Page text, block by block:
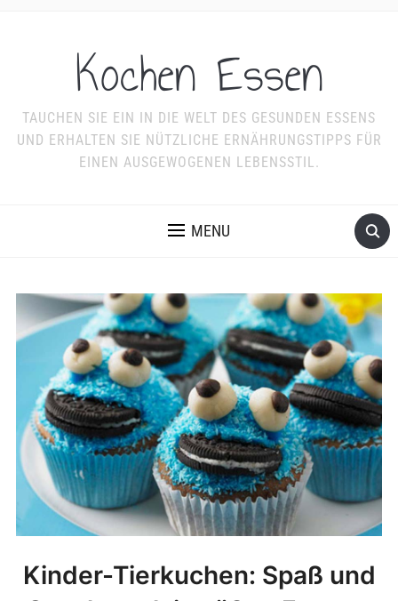
Kochen Essen
TAUCHEN SIE EIN IN DIE WELT DES GESUNDEN ESSENS
UND ERHALTEN SIE NÜTZLICHE ERNÄHRUNGSTIPPS FÜR
EINEN AUSGEWOGENEN LEBENSSTIL.
MENU
Kinder-Tierkuchen: Spaß und